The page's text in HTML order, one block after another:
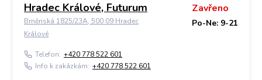
Hradec Králové, Futurum
Brněnská 1825/23A, 500 09 Hradec
Králové
Zavřeno
Po-Ne: 9-21
Telefon: +420 778 522 601
Info k zakázkám: +420 778 522 601